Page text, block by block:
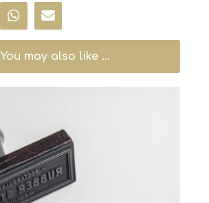
You may also like ...